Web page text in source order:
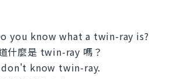
you know what a twin-ray is?
什麼是 twin-ray 嗎？
don't know twin-ray.